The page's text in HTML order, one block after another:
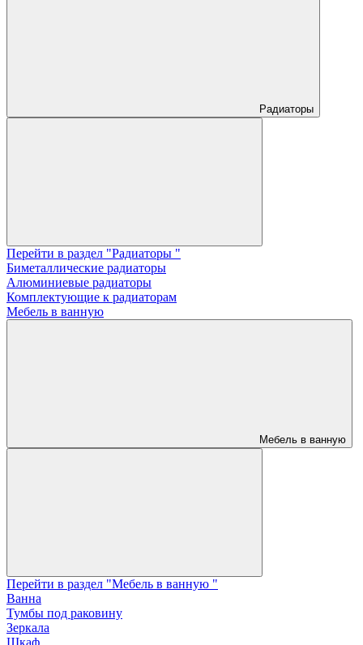
Радиаторы
Перейти в раздел "Радиаторы "
Биметаллические радиаторы
Алюминиевые радиаторы
Комплектующие к радиаторам
Мебель в ванную
Мебель в ванную
Перейти в раздел "Мебель в ванную "
Ванна
Тумбы под раковину
Зеркала
Шкаф